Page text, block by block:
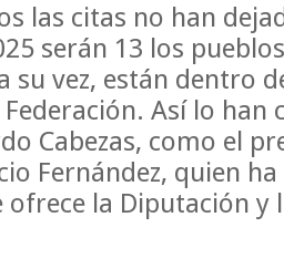
las citas no han
serán 13 los
su vez, están dentro
Así lo
Cabezas, como el
Fernández, quien
ofrece la Diputación y